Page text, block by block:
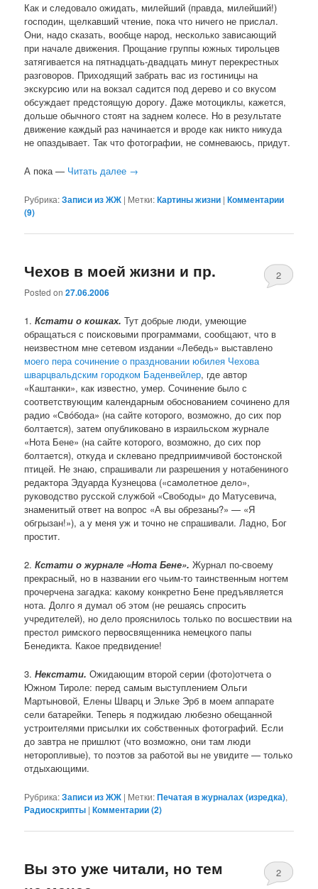
Как и следовало ожидать, милейший (правда, милейший!)
господин, щелкавший чтение, пока что ничего не прислал.
Они, надо сказать, вообще народ, несколько зависающий
при начале движения. Прощание группы южных тирольцев
затягивается на пятнадцать-двадцать минут перекрестных
разговоров. Приходящий забрать вас из гостиницы на
экскурсию или на вокзал садится под дерево и со вкусом
обсуждает предстоящую дорогу. Даже мотоциклы, кажется,
дольше обычного стоят на заднем колесе. Но в результате
движение каждый раз начинается и вроде как никто никуда
не опаздывает. Так что фотографии, не сомневаюсь, придут.
А пока — Читать далее →
Рубрика:Записи из ЖЖ | Метки:Картины жизни |Комментарии
(9)
Чехов в моей жизни и пр.
Posted on27.06.2006
2
1.Кстати о кошках. Тут добрые люди, умеющие
обращаться с поисковыми программами, сообщают, что в
неизвестном мне сетевом издании «Лебедь» выставлено
моего пера сочинение о праздновании юбилея Чехова
шварцвальдским городком Баденвейлер, где автор
«Каштанки», как известно, умер. Сочинение было с
соответствующим календарным обоснованием сочинено для
радио «Свóбода» (на сайте которого, возможно, до сих пор
болтается), затем опубликовано в израильском журнале
«Нота Бене» (на сайте которого, возможно, до сих пор
болтается), откуда и склевано предприимчивой бостонской
птицей. Не знаю, спрашивали ли разрешения у нотабениного
редактора Эдуарда Кузнецова («самолетное дело»,
руководство русской службой «Свободы» до Матусевича,
знаменитый ответ на вопрос «А вы обрезаны?» — «Я
обгрызан!»), а у меня уж и точно не спрашивали. Ладно, Бог
простит.
2.Кстати о журнале «Нота Бене». Журнал по-своему
прекрасный, но в названии его чьим-то таинственным ногтем
прочерчена загадка: какому конкретно Бене предъявляется
нота. Долго я думал об этом (не решаясь спросить
учредителей), но дело прояснилось только по восшествии на
престол римского первосвященника немецкого папы
Бенедикта. Какое предвидение!
3.Некстати. Ожидающим второй серии (фото)отчета о
Южном Тироле: перед самым выступлением Ольги
Мартыновой, Елены Шварц и Эльке Эрб в моем аппарате
сели батарейки. Теперь я поджидаю любезно обещанной
устроителями присылки их собственных фотографий. Если
до завтра не пришлют (что возможно, они там люди
неторопливые), то поэтов за работой вы не увидите — только
отдыхающими.
Рубрика:Записи из ЖЖ | Метки:Печатая в журналах (изредка),
Радиоскрипты |Комментарии (2)
Вы это уже читали, но тем
2